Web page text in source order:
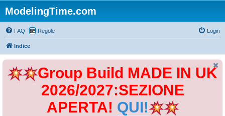
ModelingTime.com
FAQ Regole Login
Indice
Group Build MADE IN UK
2026/2027:SEZIONE
APERTA! QUI!